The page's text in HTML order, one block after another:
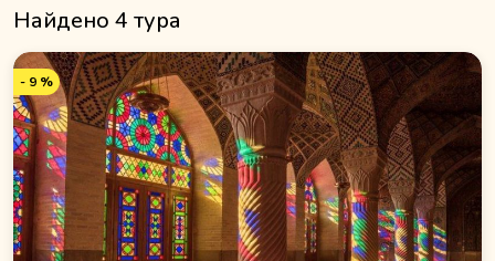
Найдено 4 тура
- 9 %